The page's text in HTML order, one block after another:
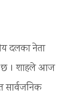
दलका नेता
छ । शाहले आज
सार्वजनिक